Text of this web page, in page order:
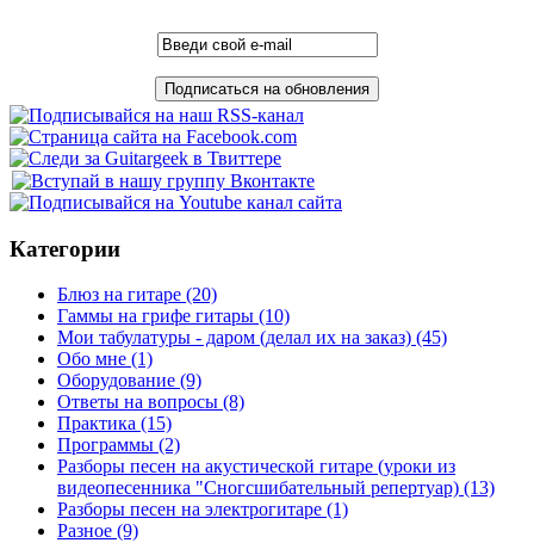
Категории
Блюз на гитаре (20)
Гаммы на грифе гитары (10)
Мои табулатуры - даром (делал их на заказ) (45)
Обо мне (1)
Оборудование (9)
Ответы на вопросы (8)
Практика (15)
Программы (2)
Разборы песен на акустической гитаре (уроки из
видеопесенника "Сногсшибательный репертуар) (13)
Разборы песен на электрогитаре (1)
Разное (9)